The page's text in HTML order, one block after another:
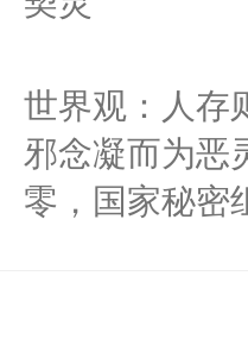
再说一遍。】
名蛇蛇，跟人
不知道，那小
头，魔尊墨宴
宴：柳折枝
世界观：人存
邪念凝而为恶
零，国家秘密